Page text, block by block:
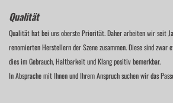
Qualität
Qualität hat bei uns oberste Priorität. Daher arbeiten wir seit
renomierten Herstellern der Szene zusammen. Diese sind zwar
dies im Gebrauch, Haltbarkeit und Klang positiv bemerkbar.
In Absprache mit Ihnen und Ihrem Anspruch suchen wir das